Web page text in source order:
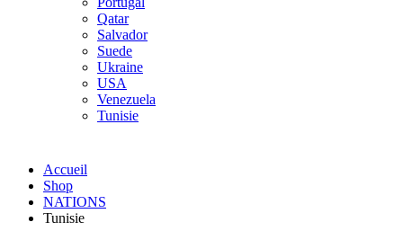
Qatar
Salvador
Suede
Ukraine
USA
Venezuela
Tunisie
Accueil
Shop
NATIONS
Tunisie